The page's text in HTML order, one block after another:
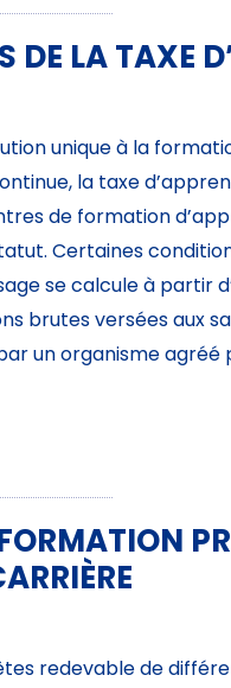
DE LA TAXE
unique à la
la taxe
de formation
Certaines
se calcule à partir
brutes versées aux
un organisme agréé
redevable de